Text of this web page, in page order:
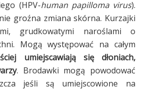
(HPV-human papilloma virus).
groźna zmiana skórna. Kurzajki
grudkowatymi naroślami o
Mogą występować na całym
umiejscawiają się dłoniach,
. Brodawki mogą powodować
jeśli są umiejscowione na